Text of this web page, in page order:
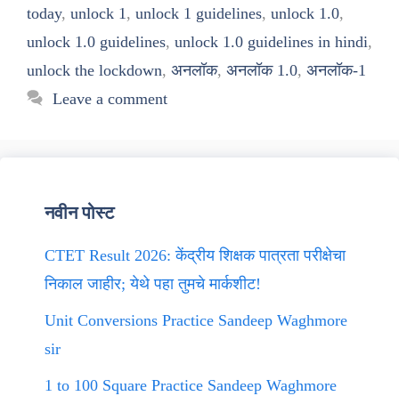
today, unlock 1, unlock 1 guidelines, unlock 1.0,
unlock 1.0 guidelines, unlock 1.0 guidelines in hindi,
unlock the lockdown, अनलॉक, अनलॉक 1.0, अनलॉक-1
Leave a comment
नवीन पोस्ट
CTET Result 2026: केंद्रीय शिक्षक पात्रता परीक्षेचा
निकाल जाहीर; येथे पहा तुमचे मार्कशीट!
Unit Conversions Practice Sandeep Waghmore
sir
1 to 100 Square Practice Sandeep Waghmore